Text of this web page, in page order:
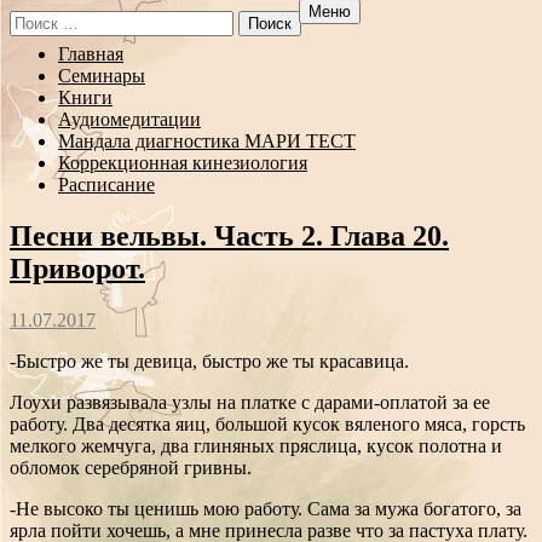
Search
for:
Меню
Перейти
содержанию
Главная
Семинары
Книги
Аудиомедитации
Мандала диагностика МАРИ ТЕСТ
Коррекционная кинезиология
Расписание
Песни вельвы. Часть 2. Глава 20.
Приворот.
11.07.2017
-Быстро же ты девица, быстро же ты красавица.
Лоухи развязывала узлы на платке с дарами-оплатой за ее
работу. Два десятка яиц, большой кусок вяленого мяса, горсть
мелкого жемчуга, два глиняных пряслица, кусок полотна и
обломок серебряной гривны.
-Не высоко ты ценишь мою работу. Сама за мужа богатого, за
ярла пойти хочешь, а мне принесла разве что за пастуха плату.